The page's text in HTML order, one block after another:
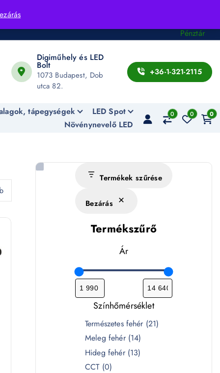
Pénztár
Digiműhely és LED
Bolt
1073 Budapest, Dob
utca 82.
+36-1-321-2115
tápegységek
LED Spot
Növénynevelő LED
0 0 0
Termékek szűrése
Bezárás
Termékszűrő
Ár
Színhőmérséklet
Természetes fehér (21)
Meleg fehér (14)
Hideg fehér (13)
CCT (0)